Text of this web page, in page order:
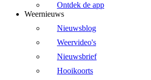
Ontdek de app
Weernieuws
Nieuwsblog
Weervideo's
Nieuwsbrief
Hooikoorts